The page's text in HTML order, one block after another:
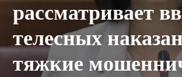
рассматривает
телесных
тяжкие